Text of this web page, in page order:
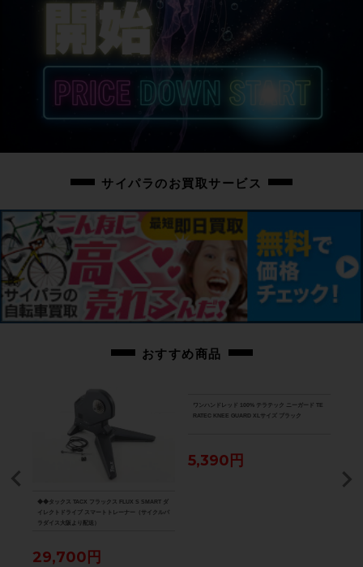
中古：A（使用感の少ない美品）
クランクアームに小傷、シートポストにスレがございますが、その他小傷程度
の使用感のほぼ感じられない美品となります。
◇お写真に掲載の場合を除き、基本的にはペダルは付属しておりません。
掲載に無いお品物の付属はいたしませんため、ご注意ください。
cpo-2307195505-bi-038600042
サイパラのお買取サービス
おすすめ商品
◆◆タックス TACX フラックス FLUX S SMART ダ
イレクトドライブ スマートトレーナー（サイクルパ
ラダイス大阪より配送）
29,700円
ワンハンドレッド 100% テラテック ニーガード TE
RATEC KNEE GUARD XLサイズ ブラック
5,390円